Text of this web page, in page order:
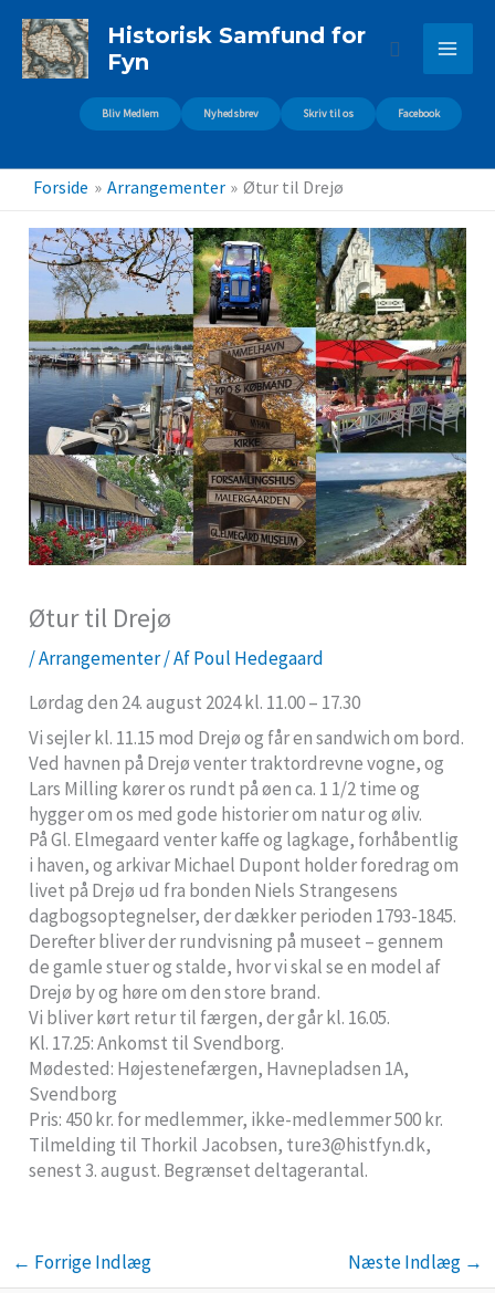
indholdet
Historisk Samfund for
Fyn
Søg
Bliv Medlem Nyhedsbrev Skriv til os Facebook
Forside Arrangementer Øtur til Drejø
Øtur til Drejø
/Arrangementer/ AfPoul Hedegaard
Lørdag den 24. august 2024 kl. 11.00 – 17.30
Vi sejler kl. 11.15 mod Drejø og får en sandwich om bord.
Ved havnen på Drejø venter traktordrevne vogne, og
Lars Milling kører os rundt på øen ca. 1 1/2 time og
hygger om os med gode historier om natur og øliv.
På Gl. Elmegaard venter kaffe og lagkage, forhåbentlig
i haven, og arkivar Michael Dupont holder foredrag om
livet på Drejø ud fra bonden Niels Strangesens
dagbogsoptegnelser, der dækker perioden 1793-1845.
Derefter bliver der rundvisning på museet – gennem
de gamle stuer og stalde, hvor vi skal se en model af
Drejø by og høre om den store brand.
Vi bliver kørt retur til færgen, der går kl. 16.05.
Kl. 17.25: Ankomst til Svendborg.
Mødested: Højestenefærgen, Havnepladsen 1A,
Svendborg
Pris: 450 kr. for medlemmer, ikke-medlemmer 500 kr.
Tilmelding til Thorkil Jacobsen, ture3@histfyn.dk,
senest 3. august. Begrænset deltagerantal.
← Forrige Indlæg Næste Indlæg →